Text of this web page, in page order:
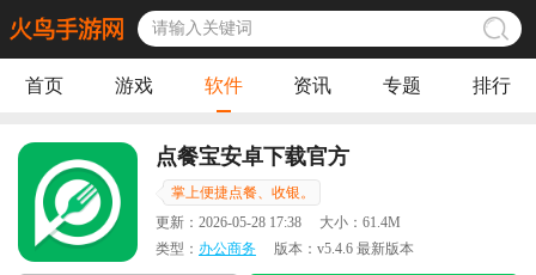
首页 游戏 软件 资讯 专题 排行
点餐宝安卓下载官方
掌上便捷点餐、收银。
更新： 2026-05-28 17:38 大小： 61.4M
类型： 办公商务 版本： v5.4.6 最新版本